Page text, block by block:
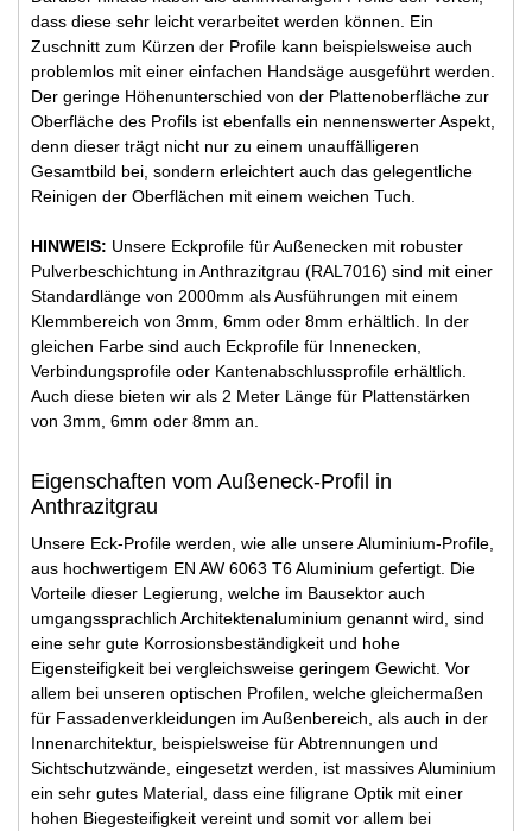
dass diese sehr leicht verarbeitet werden können. Ein
Zuschnitt zum Kürzen der Profile kann beispielsweise auch
problemlos mit einer einfachen Handsäge ausgeführt werden.
Der geringe Höhenunterschied von der Plattenoberfläche zur
Oberfläche des Profils ist ebenfalls ein nennenswerter Aspekt,
denn dieser trägt nicht nur zu einem unauffälligeren
Gesamtbild bei, sondern erleichtert auch das gelegentliche
Reinigen der Oberflächen mit einem weichen Tuch.
HINWEIS: Unsere Eckprofile für Außenecken mit robuster
Pulverbeschichtung in Anthrazitgrau (RAL7016) sind mit einer
Standardlänge von 2000mm als Ausführungen mit einem
Klemmbereich von 3mm, 6mm oder 8mm erhältlich. In der
gleichen Farbe sind auch Eckprofile für Innenecken,
Verbindungsprofile oder Kantenabschlussprofile erhältlich.
Auch diese bieten wir als 2 Meter Länge für Plattenstärken
von 3mm, 6mm oder 8mm an.
Eigenschaften vom Außeneck-Profil in
Anthrazitgrau
Unsere Eck-Profile werden, wie alle unsere Aluminium-Profile,
aus hochwertigem EN AW 6063 T6 Aluminium gefertigt. Die
Vorteile dieser Legierung, welche im Bausektor auch
umgangssprachlich Architektenaluminium genannt wird, sind
eine sehr gute Korrosionsbeständigkeit und hohe
Eigensteifigkeit bei vergleichsweise geringem Gewicht. Vor
allem bei unseren optischen Profilen, welche gleichermaßen
für Fassadenverkleidungen im Außenbereich, als auch in der
Innenarchitektur, beispielsweise für Abtrennungen und
Sichtschutzwände, eingesetzt werden, ist massives Aluminium
ein sehr gutes Material, dass eine filigrane Optik mit einer
hohen Biegesteifigkeit vereint und somit vor allem bei